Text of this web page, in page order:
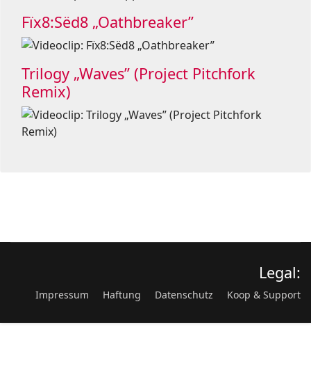
Fïx8:Sëd8 „Oathbreaker”
Trilogy „Waves” (Project Pitchfork
Remix)
Legal:
Impressum Haftung Datenschutz Koop & Support